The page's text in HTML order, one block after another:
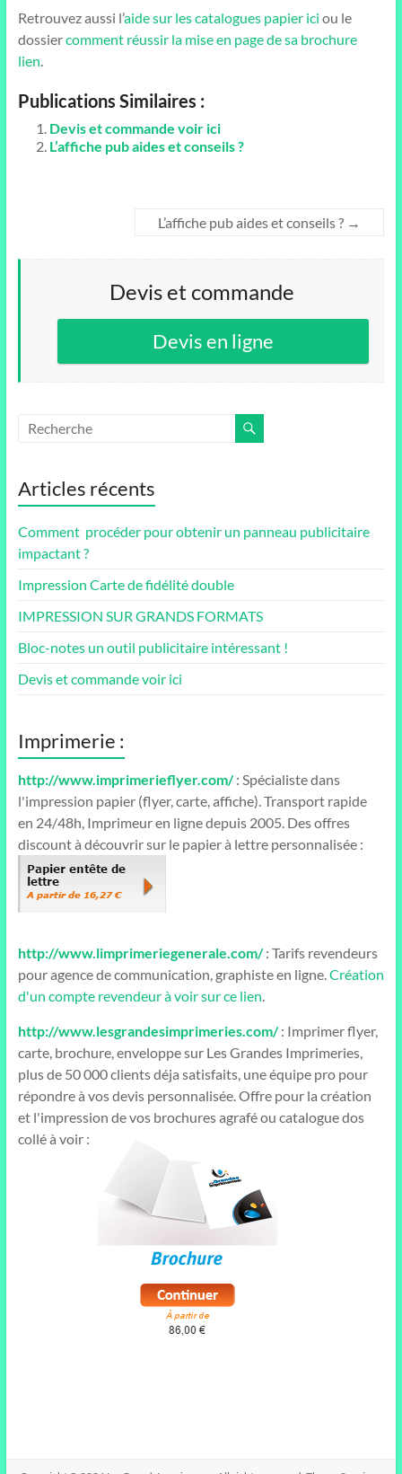
Retrouvez aussi l’aide sur les catalogues papier ici ou le
dossiercomment réussir la mise en page de sa brochure
lien.
Publications Similaires :
Devis et commande voir ici
L’affiche pub aides et conseils ?
L’affiche pub aides et conseils ? →
Devis et commande
Devis en ligne
Articles récents
Comment procéder pour obtenir un panneau publicitaire
impactant ?
Impression Carte de fidélité double
IMPRESSION SUR GRANDS FORMATS
Bloc-notes un outil publicitaire intéressant !
Devis et commande voir ici
Imprimerie :
http://www.imprimerieflyer.com/: Spécialiste dans
l'impression papier (flyer, carte, affiche). Transport rapide
en 24/48h, Imprimeur en ligne depuis 2005. Des offres
discount à découvrir sur le papier à lettre personnalisée :
http://www.limprimeriegenerale.com/: Tarifs revendeurs
pour agence de communication, graphiste en ligne.Création
d'un compte revendeur à voir sur ce lien.
http://www.lesgrandesimprimeries.com/: Imprimer flyer,
carte, brochure, enveloppe sur Les Grandes Imprimeries,
plus de 50 000 clients déja satisfaits, une équipe pro pour
répondre à vos devis personnalisée. Offre pour la création
et l'impression de vos brochures agrafé ou catalogue dos
collé à voir :